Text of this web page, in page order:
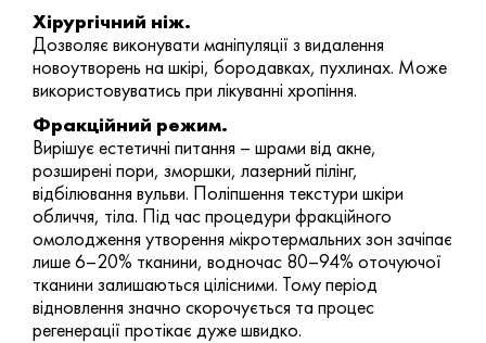
Хірургічний ніж.
Дозволяє виконувати маніпуляції з видалення
новоутворень на шкірі, бородавках, пухлинах. Може
використовуватись при лікуванні хропіння.
Фракційний режим.
Вирішує естетичні питання – шрами від акне,
розширені пори, зморшки, лазерний пілінг,
відбілювання вульви. Поліпшення текстури шкіри
обличчя, тіла. Під час процедури фракційного
омолодження утворення мікротермальних зон зачіпає
лише 6–20% тканини, водночас 80–94% оточуючої
тканини залишаються цілісними. Тому період
відновлення значно скорочується та процес
регенерації протікає дуже швидко.